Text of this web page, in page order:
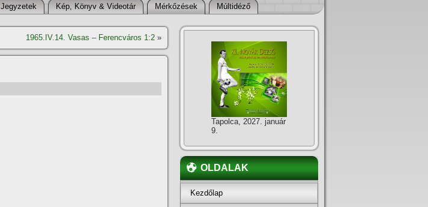
Jegyzetek Kép, Könyv & Videotár Mérkőzések Múltidéző
1965.IV.14. Vasas – Ferencváros 1:2 »
Tapolca, 2027. január
9.
OLDALAK
Kezdőlap